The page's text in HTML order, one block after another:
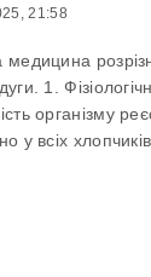
21:58
медицина
1.
організму
у всіх
даному випадку
механізм, що